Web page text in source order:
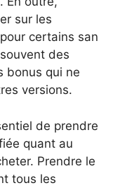
sur les
certains san
des
bonus qui ne
versions.
de prendre
quant au
Prendre le
tous les